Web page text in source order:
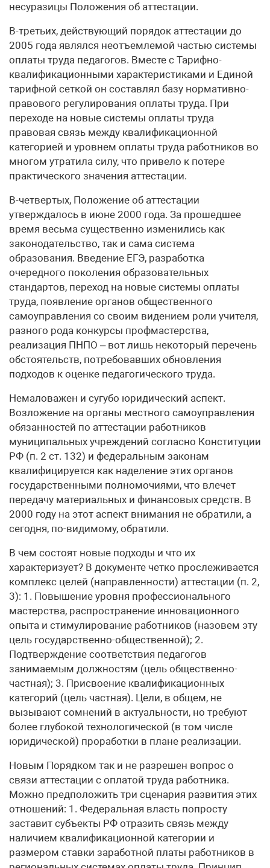
несуразицы Положения об аттестации.
В-третьих, действующий порядок аттестации до
2005 года являлся неотъемлемой частью системы
оплаты труда педагогов. Вместе с Тарифно-
квалификационными характеристиками и Единой
тарифной сеткой он составлял базу нормативно-
правового регулирования оплаты труда. При
переходе на новые системы оплаты труда
правовая связь между квалификационной
категорией и уровнем оплаты труда работников во
многом утратила силу, что привело к потере
практического значения аттестации.
В-четвертых, Положение об аттестации
утверждалось в июне 2000 года. За прошедшее
время весьма существенно изменились как
законодательство, так и сама система
образования. Введение ЕГЭ, разработка
очередного поколения образовательных
стандартов, переход на новые системы оплаты
труда, появление органов общественного
самоуправления со своим видением роли учителя,
разного рода конкурсы профмастерства,
реализация ПНПО – вот лишь некоторый перечень
обстоятельств, потребовавших обновления
подходов к оценке педагогического труда.
Немаловажен и сугубо юридический аспект.
Возложение на органы местного самоуправления
обязанностей по аттестации работников
муниципальных учреждений согласно Конституции
РФ (п. 2 ст. 132) и федеральным законам
квалифицируется как наделение этих органов
государственными полномочиями, что влечет
передачу материальных и финансовых средств. В
2000 году на этот аспект внимания не обратили, а
сегодня, по-видимому, обратили.
В чем состоят новые подходы и что их
характеризует? В документе четко прослеживается
комплекс целей (направленности) аттестации (п. 2,
3): 1. Повышение уровня профессионального
мастерства, распространение инновационного
опыта и стимулирование работников (назовем эту
цель государственно-общественной); 2.
Подтверждение соответствия педагогов
занимаемым должностям (цель общественно-
частная); 3. Присвоение квалификационных
категорий (цель частная). Цели, в общем, не
вызывают сомнений в актуальности, но требуют
более глубокой технологической (в том числе
юридической) проработки в плане реализации.
Новым Порядком так и не разрешен вопрос о
связи аттестации с оплатой труда работника.
Можно предположить три сценария развития этих
отношений: 1. Федеральная власть попросту
заставит субъекты РФ отразить связь между
наличием квалификационной категории и
размером ставки заработной платы работников в